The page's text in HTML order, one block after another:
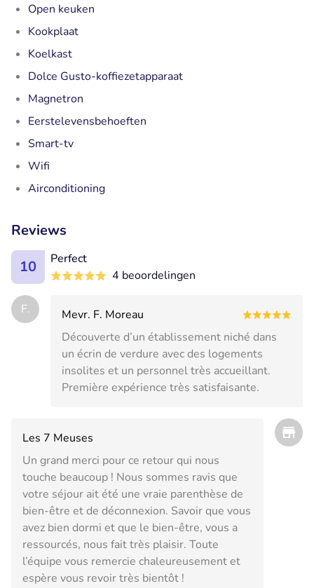
Open keuken
Kookplaat
Koelkast
Dolce Gusto-koffiezetapparaat
Magnetron
Eerstelevensbehoeften
Smart-tv
Wifi
Airconditioning
Reviews
10
Perfect
4 beoordelingen
F.
Mevr. F. Moreau
Découverte d’un établissement niché dans
un écrin de verdure avec des logements
insolites et un personnel très accueillant.
Première expérience très satisfaisante.
Les 7 Meuses
Un grand merci pour ce retour qui nous
touche beaucoup ! Nous sommes ravis que
votre séjour ait été une vraie parenthèse de
bien-être et de déconnexion. Savoir que vous
avez bien dormi et que le bien-être, vous a
ressourcés, nous fait très plaisir. Toute
l’équipe vous remercie chaleureusement et
espère vous revoir très bientôt !